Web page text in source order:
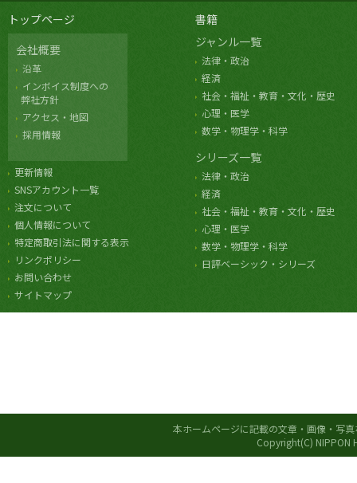
トップページ
会社概要
沿革
インボイス制度への
弊社方針
アクセス・地図
採用情報
更新情報
SNSアカウント一覧
注文について
個人情報について
特定商取引法に関する表示
リンクポリシー
お問い合わせ
サイトマップ
書籍
ジャンル一覧
法律・政治
経済
社会・福祉・教育・文化・歴史
心理・医学
数学・物理学・科学
シリーズ一覧
法律・政治
経済
社会・福祉・教育・文化・歴史
心理・医学
数学・物理学・科学
日評ベーシック・シリーズ
本ホームページに記載の文章・画像・写
Copyright(C) NIPPON